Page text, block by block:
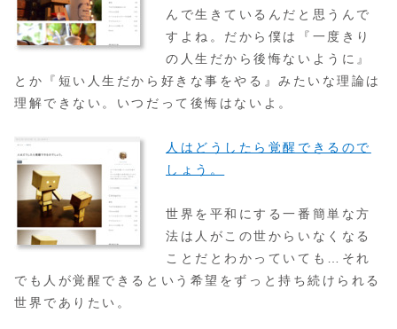
んで生きているんだと思うんで
すよね。だから僕は『一度きり
の人生だから後悔ないように』
とか『短い人生だから好きな事をやる』みたいな理論は
理解できない。いつだって後悔はないよ。
人はどうしたら覚醒できるので
しょう。
世界を平和にする一番簡単な方
法は人がこの世からいなくなる
ことだとわかっていても…それ
でも人が覚醒できるという希望をずっと持ち続けられる
世界でありたい。